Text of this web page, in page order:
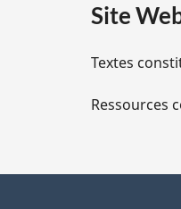
i
l
s
Site
Textes
Ressources